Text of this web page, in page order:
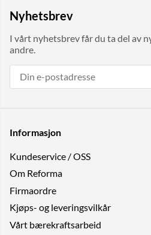
Nyhetsbrev
I vårt nyhetsbrev får du ta del av
andre.
Informasjon
Kundeservice / OSS
Om Reforma
Firmaordre
Kjøps- og leveringsvilkår
Vårt bærekraftsarbeid